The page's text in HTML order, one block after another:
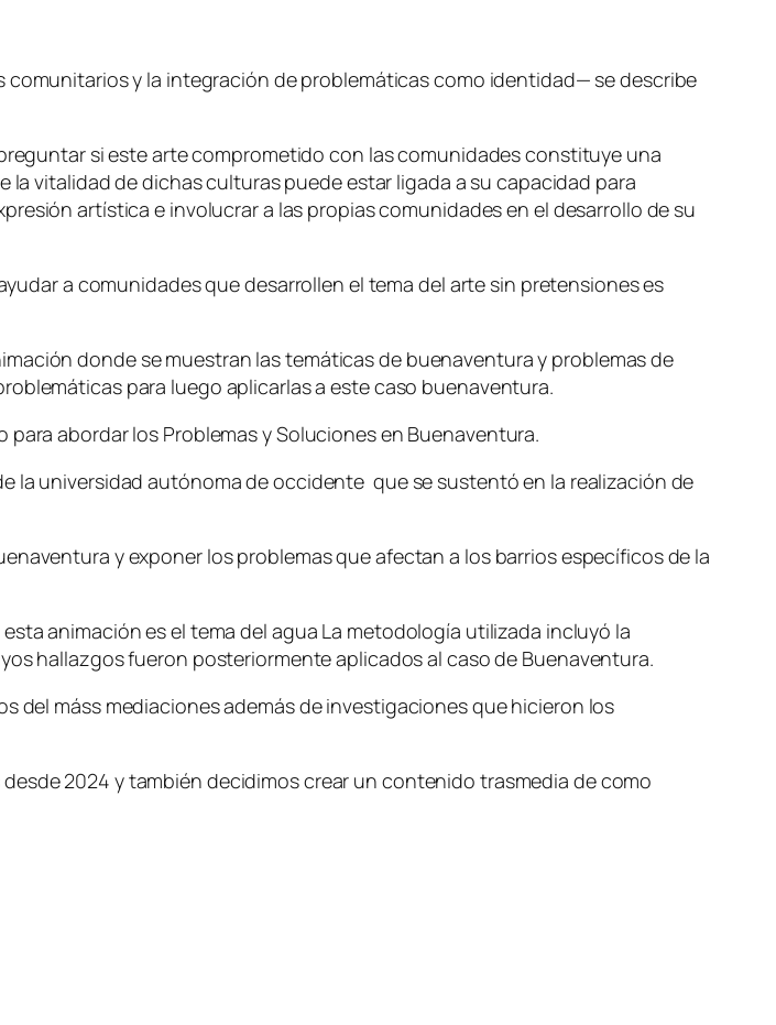
y la integración de problemáticas como identidad— se describe
si este arte comprometido con las comunidades constituye una
vitalidad de dichas culturas puede estar ligada a su capacidad para
artística e involucrar a las propias comunidades en el desarrollo de su
a comunidades que desarrollen el tema del arte sin pretensiones es
donde se muestran las temáticas de buenaventura y problemas de
para luego aplicarlas a este caso buenaventura.
abordar los Problemas y Soluciones en Buenaventura.
la universidad autónoma de occidente que se sustentó en la realización de
y exponer los problemas que afectan a los barrios específicos de la
animación es el tema del agua La metodología utilizada incluyó la
hallazgos fueron posteriormente aplicados al caso de Buenaventura.
del máss mediaciones además de investigaciones que hicieron los
2024 y también decidimos crear un contenido trasmedia de como